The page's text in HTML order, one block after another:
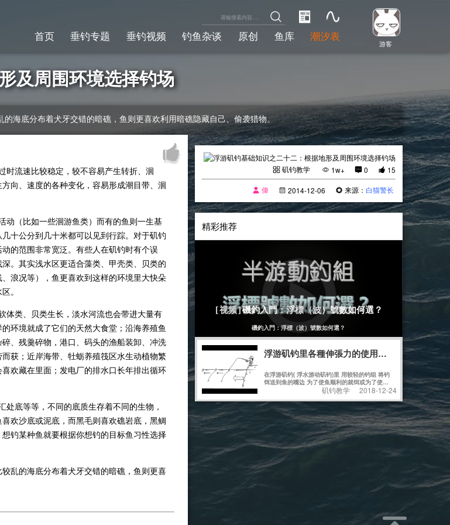
游客
首页 垂钓专题 垂钓视频 钓鱼杂谈 原创 鱼库 潮汐表
及周围环境选择钓场
海底分布着犬牙交错的暗礁，鱼则更喜欢利用暗礁隐藏自己、偷袭猎物。
时流速比较稳定，较不容易产生转折、洄
向、速度的各种变化，容易形成潮目带、洄
动（比如一些洄游鱼类）而有的鱼则一生基
十公分到几十米都可以见到行踪。对于矶钓
的范围非常宽泛。有些人在矶钓时有个误
。其实浅水区更适合藻类、甲壳类、贝类的
浪况等），鱼更喜欢到这样的环境里大快朵
。
体类、贝类生长，淡水河流也会带进大量有
环境就成了它们的天然大食堂；沿海养殖鱼
、残羹碎物，港口、码头的渔船装卸、冲洗
获；近岸海带、牡蛎养殖筏区水生动植物繁
欢藏在里面；发电厂的排水口长年排出循环
底等等，不同的底质生存着不同的生物，
欢沙底或泥底，而黑毛则喜欢礁岩底，黑鲷
钓某种鱼就要根据你想钓的目标鱼习性选择
乱的海底分布着犬牙交错的暗礁，鱼则更喜
矶钓教学 1w+ 0
15
偉
2014-12-06 来源： 白猫警长
精彩推荐
[视频]磯釣入門：浮標（波）號數如何選？
磯釣入門：浮標（波）號數如何選？
浮游矶钓里各種伸張力的使用及說明
在浮游矶钓( 浮水游动矶钓)里 用较轻的钓组 将钓
饵送到鱼的嘴边 为了使鱼顺利的就饵或为了使鱼
顺利的中钩 有很多说词 " 伸张拉直力" " 引诱"
简单的说法 都是为了鱼吃饵时 使浮标的 “鱼讯”
明显的显示出来 ! 而迅速的使钓鱼者在第一时间内
知道鱼在吃食的信息 而采取相应的措施 !
矶钓教学 2018-12-24